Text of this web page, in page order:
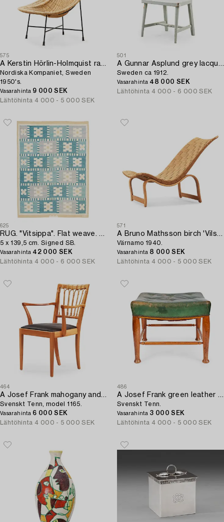
575
A Kerstin Hörlin-Holmquist rattan easy chair 'Stora Kraal',
Nordiska Kompaniet, Sweden
1950's.
Vasarahinta 9 000 SEK
Lähtöhinta 4 000 - 5 000 SEK
501
A Gunnar Asplund grey lacquered chair,
Sweden ca 1912.
Vasarahinta 48 000 SEK
Lähtöhinta 4 000 - 6 000 SEK
625
RUG. "Vitsippa". Flat weave. 188,
5 x 139,5 cm. Signed SB.
Vasarahinta 42 000 SEK
Lähtöhinta 4 000 - 6 000 SEK
571
A Bruno Mathsson birch 'Vilstol nr 36' by Karl Mathsson,
Värnamo 1940.
Vasarahinta 8 000 SEK
Lähtöhinta 4 000 - 5 000 SEK
464
A Josef Frank mahogany and rattan armchair,
Svenskt Tenn, model 1165.
Vasarahinta 6 000 SEK
Lähtöhinta 4 000 - 5 000 SEK
486
A Josef Frank green leather and mahogany stool,
Svenskt Tenn.
Vasarahinta 3 000 SEK
Lähtöhinta 4 000 - 5 000 SEK